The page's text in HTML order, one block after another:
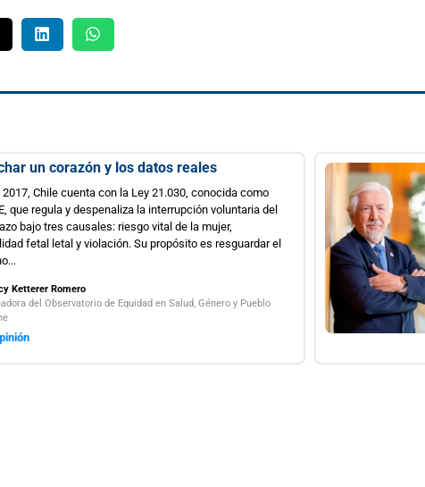
y los datos reales
con la Ley 21.030, conocida como
la interrupción voluntaria del
riesgo vital de la mujer,
violación. Su propósito es resguardar el
de Equidad en Salud, Género y Pueblo
en
una
Leer